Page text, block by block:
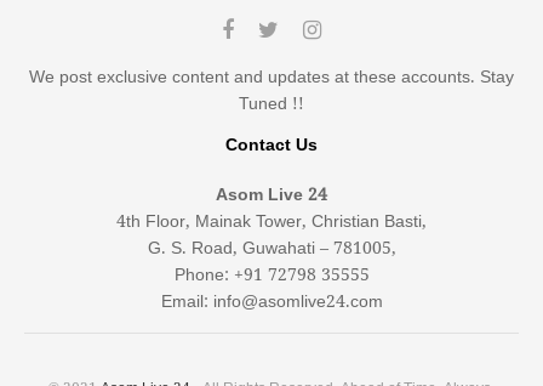
We post exclusive content and updates at these accounts. Stay
Tuned !!
Contact Us
Asom Live 24
4th Floor, Mainak Tower, Christian Basti,
G. S. Road, Guwahati – 781005,
Phone: +91 72798 35555
Email: info@asomlive24.com